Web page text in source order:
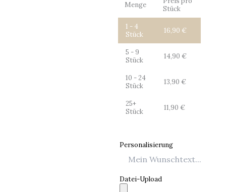
Menge
Stück
1 - 4
Stück
16,90 €
5 - 9
Stück
14,90 €
10 - 24
Stück
13,90 €
25+
Stück
11,90 €
Personalisierung
Datei-Upload
Menge